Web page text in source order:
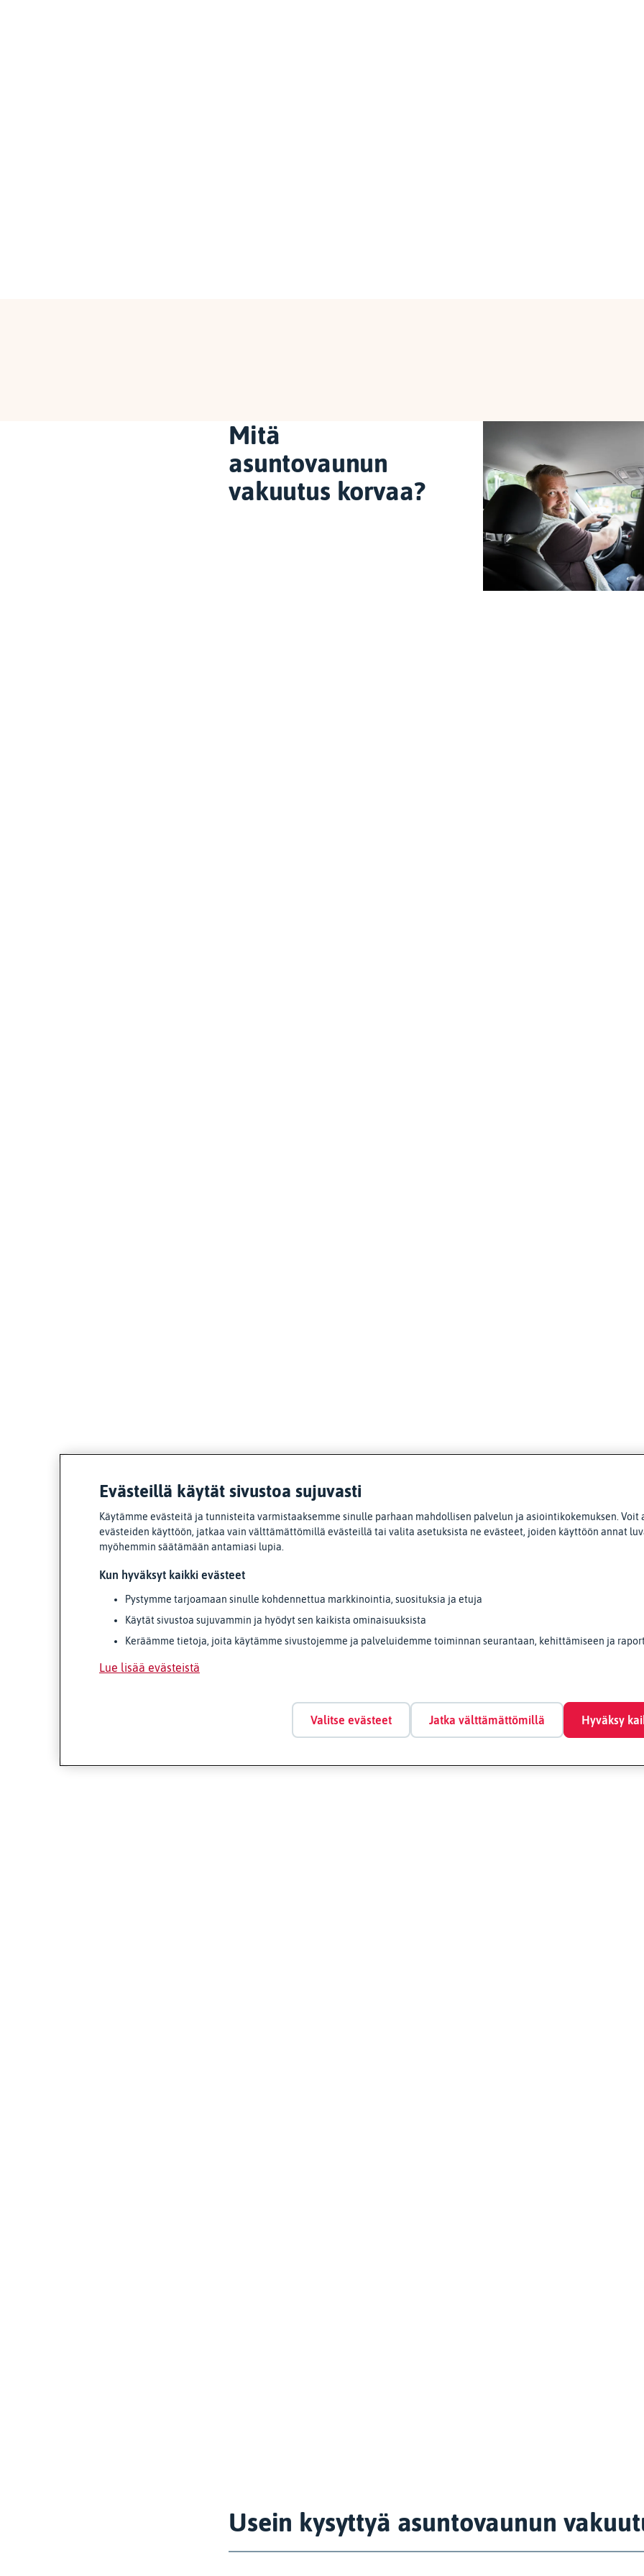
Mitä
asuntovaunun
vakuutus korvaa?
Usein kysyttyä asuntovaunun
Evästeillä käytät sivustoa sujuvasti
Käytämme evästeitä ja tunnisteita varmistaaksemme sinulle parhaan mahdollisen palvelun ja asiointikokemuksen. Voit
evästeiden käyttöön, jatkaa vain välttämättömillä evästeillä tai valita asetuksista ne evästeet, joiden käyttöön annat
myöhemmin säätämään antamiasi lupia.
Kun hyväksyt kaikki evästeet
Pystymme tarjoamaan sinulle kohdennettua markkinointia, suosituksia ja etuja
Käytät sivustoa sujuvammin ja hyödyt sen kaikista ominaisuuksista
Keräämme tietoja, joita käytämme sivustojemme ja palveluidemme toiminnan seurantaan, kehittämiseen ja
Lue lisää evästeistä
Valitse evästeet Jatka välttämättömillä Hyväksy